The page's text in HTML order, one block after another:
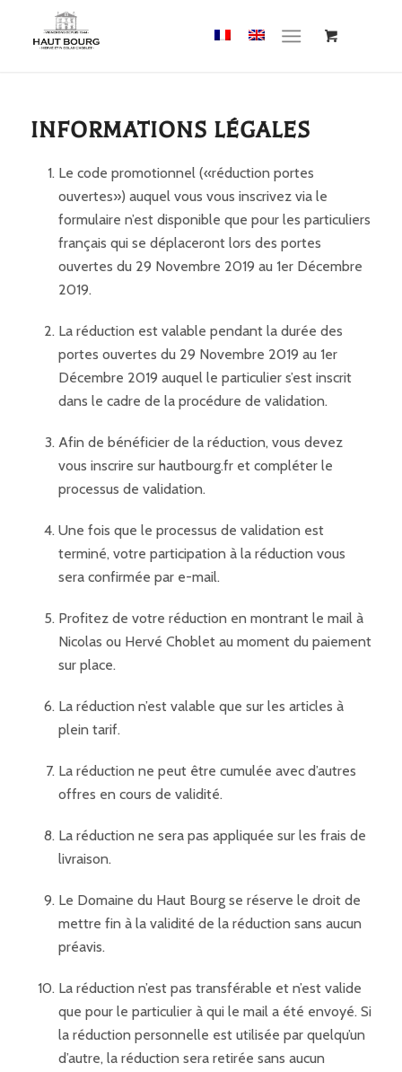
INFORMATIONS LÉGALES
Le code promotionnel («réduction portes
ouvertes») auquel vous vous inscrivez via le
formulaire n’est disponible que pour les particuliers
français qui se déplaceront lors des portes
ouvertes du 29 Novembre 2019 au 1er Décembre
2019.
La réduction est valable pendant la durée des
portes ouvertes du 29 Novembre 2019 au 1er
Décembre 2019 auquel le particulier s’est inscrit
dans le cadre de la procédure de validation.
Afin de bénéficier de la réduction, vous devez
vous inscrire sur hautbourg.fr et compléter le
processus de validation.
Une fois que le processus de validation est
terminé, votre participation à la réduction vous
sera confirmée par e-mail.
Profitez de votre réduction en montrant le mail à
Nicolas ou Hervé Choblet au moment du paiement
sur place.
La réduction n’est valable que sur les articles à
plein tarif.
La réduction ne peut être cumulée avec d’autres
offres en cours de validité.
La réduction ne sera pas appliquée sur les frais de
livraison.
Le Domaine du Haut Bourg se réserve le droit de
mettre fin à la validité de la réduction sans aucun
préavis.
La réduction n’est pas transférable et n’est valide
que pour le particulier à qui le mail a été envoyé. Si
la réduction personnelle est utilisée par quelqu’un
d’autre, la réduction sera retirée sans aucun
Cookies management panel